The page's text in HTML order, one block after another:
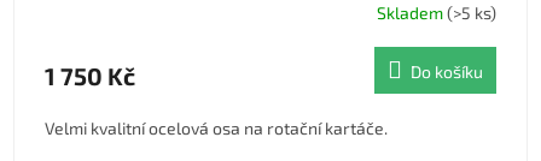
Průměrné hodnocení produktu je 5,0 z 5 hvězdiček.
Skladem(>5 ks)
1 750 Kč Do košíku
Velmi kvalitní ocelová osa na rotační kartáče.